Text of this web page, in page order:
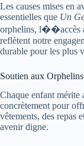
Les causes mises en
essentielles que Un
orphelins, l��accès à
reflètent notre
durable pour les plus
Soutien aux
Chaque enfant
concrètement pour
vêtements, des repas
avenir digne.